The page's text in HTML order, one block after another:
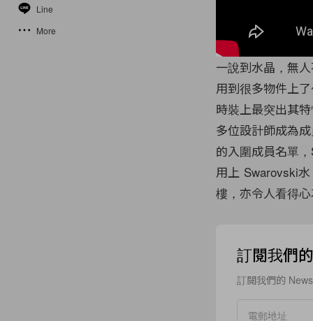
Line
More
一說到水晶，無
用到很多物件上
時裝上最突出其
多位設計師成為
的入圍成員名單，
用上 Swarovski
樓，亦令人看得
訂閱我們
訂閱我們的